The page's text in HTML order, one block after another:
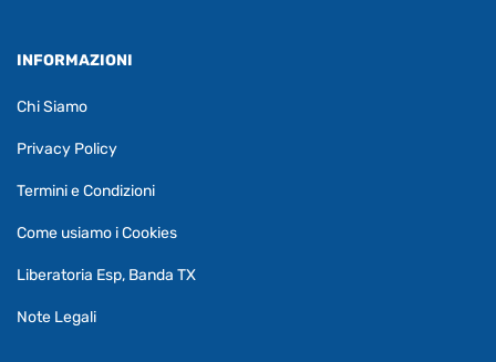
INFORMAZIONI
Chi Siamo
Privacy Policy
Termini e Condizioni
Come usiamo i Cookies
Liberatoria Esp, Banda TX
Note Legali